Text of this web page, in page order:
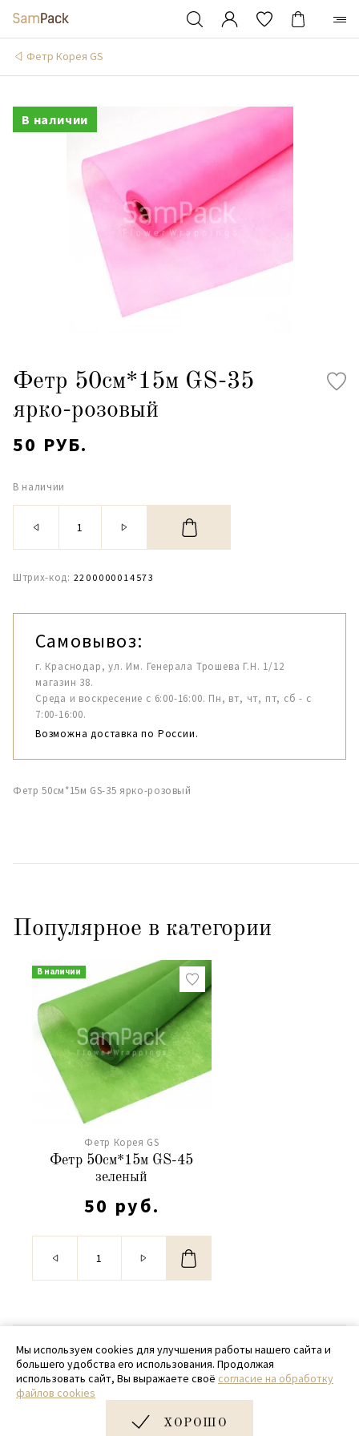
Фетр Корея GS
В наличии
Фетр 50см*15м GS-35
ярко-розовый
50 РУБ.
В наличии
Штрих-код: 2200000014573
Самовывоз:
г. Краснодар, ул. Им. Генерала Трошева Г.Н. 1/12
магазин 38.
Среда и воскресение с 6:00-16:00. Пн, вт, чт, пт, сб - с
7:00-16:00.
Возможна доставка по России.
Фетр 50см*15м GS-35 ярко-розовый
Популярное в категории
В наличии
Фетр Корея GS
Фетр 50см*15м GS-45
зеленый
50 руб.
© 2020 - 2026 SamPack
+ 7 (918) 699-97-87
zakaz@sampack.store
Дизайн и разработка сайта
Мы используем cookies для улучшения работы нашего сайта и
большего удобства его использования. Продолжая
использовать сайт, Вы выражаете своё согласие на обработку
файлов cookies
ХОРОШО